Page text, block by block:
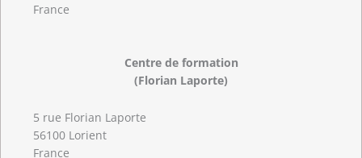
France
Centre de formation
(Florian Laporte)
5 rue Florian Laporte
56100 Lorient
France